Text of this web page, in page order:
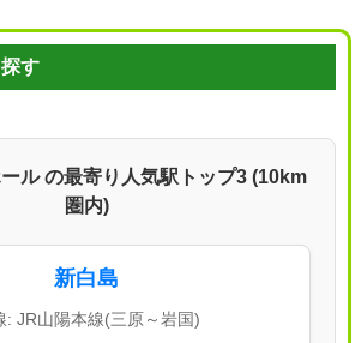
す
ル の最寄り人気駅トップ3 (10km
圏内)
新白島
: JR山陽本線(三原～岩国)